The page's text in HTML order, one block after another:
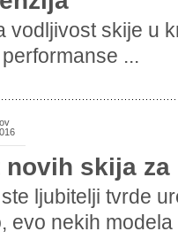
vodljivost skije u
...
novih skija
ljubitelji tvrde
evo nekih modela